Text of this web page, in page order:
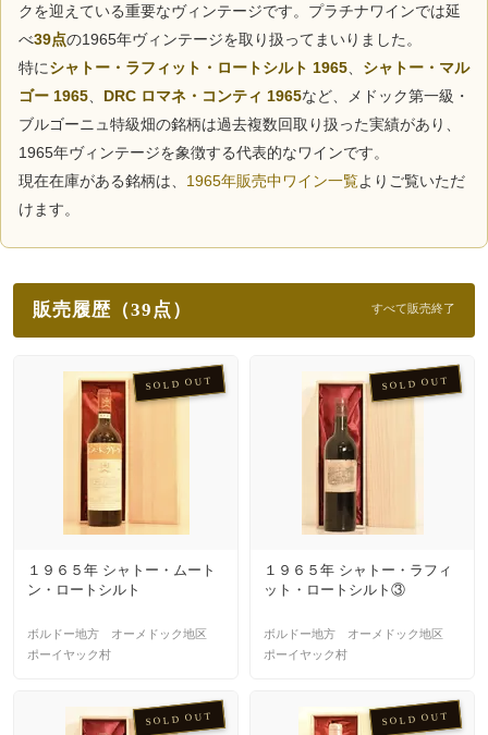
クを迎えている重要なヴィンテージです。プラチナワインでは延
べ39点の1965年ヴィンテージを取り扱ってまいりました。
特にシャトー・ラフィット・ロートシルト 1965
シャトー・マル
ゴー 1965
DRC ロマネ・コンティ 1965など、メドック第一級・
ブルゴーニュ特級畑の銘柄は過去複数回取り扱った実績があり、
1965年ヴィンテージを象徴する代表的なワインです。
現在在庫がある銘柄は、 1965年販売中ワイン一覧よりご覧いただ
けます。
販売履歴（39点） すべて販売終了
SOLD OUT
１９６５年 シャトー・ムート
ン・ロートシルト
ボルドー地方 オーメドック地区
ポーイヤック村
SOLD OUT
１９６５年 シャトー・ラフィ
ット・ロートシルト③
ボルドー地方 オーメドック地区
ポーイヤック村
SOLD OUT SOLD OUT